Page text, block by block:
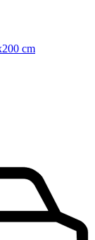
cm